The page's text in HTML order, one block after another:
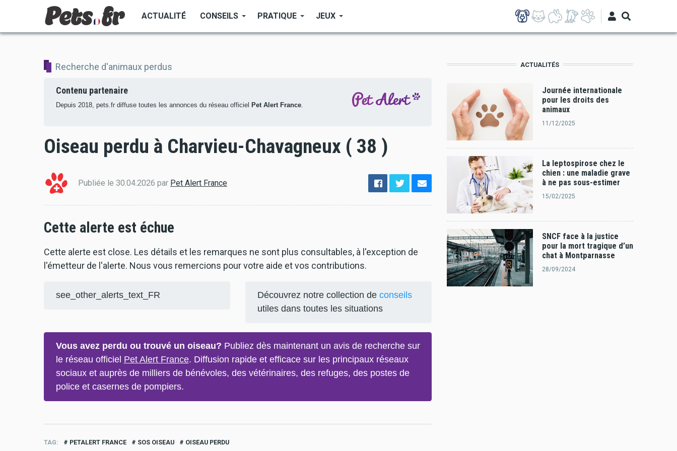
contenu
ACTUALITÉ CONSEILS PRATIQUE JEUX
Recherche d'animaux perdus
Contenu partenaire
Depuis 2018, pets.fr diffuse toutes les annonces du réseau officiel Pet Alert France.
Oiseau perdu à Charvieu-Chavagneux ( 38 )
Publiée le 30.04.2026 par Pet Alert France
Cette alerte est échue
Cette alerte est close. Les détails et les remarques ne sont plus consultables, à l'exception de
l'émetteur de l'alerte. Nous vous remercions pour votre aide et vos contributions.
see_other_alerts_text_FR Découvrez notre collection de conseils
utiles dans toutes les situations
Vous avez perdu ou trouvé un oiseau? Publiez dès maintenant un avis de recherche sur
le réseau officiel Pet Alert France. Diffusion rapide et efficace sur les principaux réseaux
sociaux et auprès de milliers de bénévoles, des vétérinaires, des refuges, des postes de
police et casernes de pompiers.
TAG PETALERT FRANCE SOS OISEAU OISEAU PERDU
ACTUALITÉS
Journée internationale
pour les droits des
animaux
11/12/2025
La leptospirose chez le
chien : une maladie grave
à ne pas sous-estimer
15/02/2025
SNCF face à la justice
pour la mort tragique d’un
chat à Montparnasse
28/09/2024